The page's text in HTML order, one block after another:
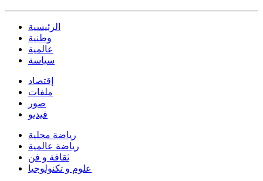
الرئيسية
وطنية
عالمية
سياسة
إقتصاد
ملفات
صور
فيديو
رياضة محلية
رياضة عالمية
ثقافة و فن
علوم و تكنولوجيا